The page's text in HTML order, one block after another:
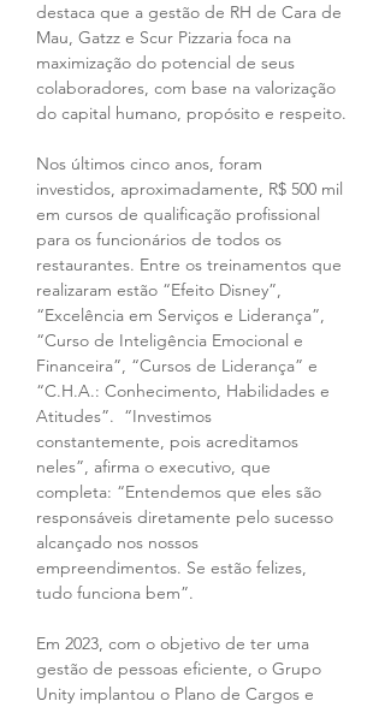
destaca que a gestão de RH de Cara de
Mau, Gatzz e Scur Pizzaria foca na
maximização do potencial de seus
colaboradores, com base na valorização
do capital humano, propósito e respeito.
Nos últimos cinco anos, foram
investidos, aproximadamente, R$ 500 mil
em cursos de qualificação profissional
para os funcionários de todos os
restaurantes. Entre os treinamentos que
realizaram estão “Efeito Disney”,
“Excelência em Serviços e Liderança”,
“Curso de Inteligência Emocional e
Financeira”, “Cursos de Liderança” e
“C.H.A.: Conhecimento, Habilidades e
Atitudes”.  “Investimos
constantemente, pois acreditamos
neles”, afirma o executivo, que
completa: “Entendemos que eles são
responsáveis diretamente pelo sucesso
alcançado nos nossos
empreendimentos. Se estão felizes,
tudo funciona bem”.
Em 2023, com o objetivo de ter uma
gestão de pessoas eficiente, o Grupo
Unity implantou o Plano de Cargos e